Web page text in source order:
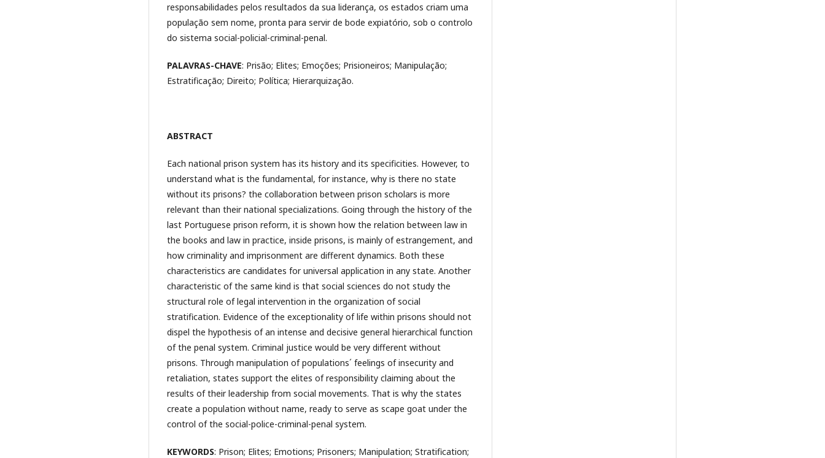
responsabilidades pelos resultados da sua liderança, os estados criam uma
população sem nome, pronta para servir de bode expiatório, sob o controlo
do sistema social-policial-criminal-penal.
PALAVRAS-CHAVE: Prisão; Elites; Emoções; Prisioneiros; Manipulação;
Estratificação; Direito; Política; Hierarquização.
ABSTRACT
Each national prison system has its history and its specificities. However, to
understand what is the fundamental, for instance, why is there no state
without its prisons? the collaboration between prison scholars is more
relevant than their national specializations. Going through the history of the
last Portuguese prison reform, it is shown how the relation between law in
the books and law in practice, inside prisons, is mainly of estrangement, and
how criminality and imprisonment are different dynamics. Both these
characteristics are candidates for universal application in any state. Another
characteristic of the same kind is that social sciences do not study the
structural role of legal intervention in the organization of social
stratification. Evidence of the exceptionality of life within prisons should not
dispel the hypothesis of an intense and decisive general hierarchical function
of the penal system. Criminal justice would be very different without
prisons. Through manipulation of populations´ feelings of insecurity and
retaliation, states support the elites of responsibility claiming about the
results of their leadership from social movements. That is why the states
create a population without name, ready to serve as scape goat under the
control of the social-police-criminal-penal system.
KEYWORDS: Prison; Elites; Emotions; Prisoners; Manipulation; Stratification;